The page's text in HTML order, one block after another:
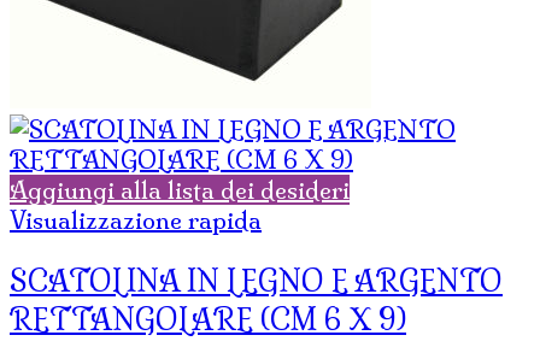
Aggiungi alla lista dei desideri
Visualizzazione rapida
SCATOLINA IN LEGNO E ARGENTO
RETTANGOLARE (CM 6 X 9)